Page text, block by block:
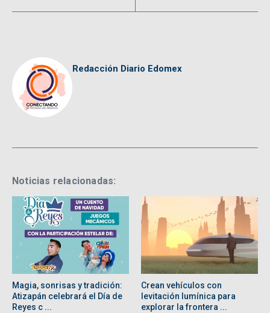
Redacción Diario Edomex
Noticias relacionadas:
Magia, sonrisas y tradición:
Atizapán celebrará el Día de
Reyes c ...
Crean vehículos con
levitación lumínica para
explorar la frontera ...